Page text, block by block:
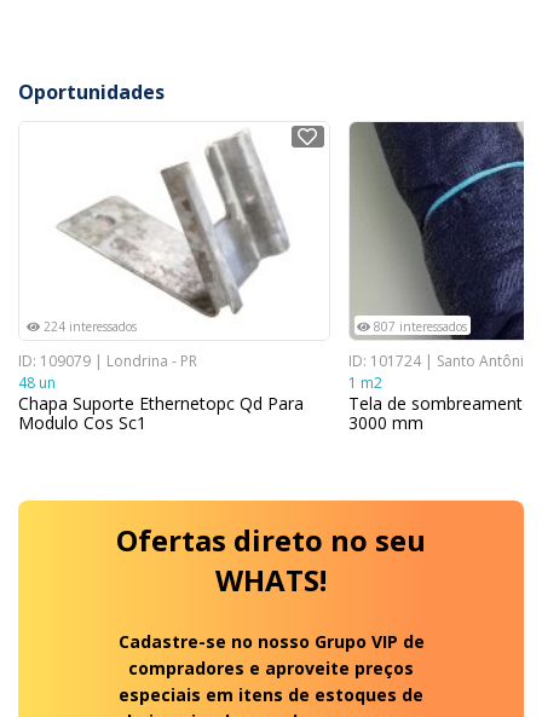
Oportunidades
224 interessados
ID: 109079 | Londrina - PR
48 un
Chapa Suporte Ethernetopc Qd Para
Modulo Cos Sc1
NOVO
807 interessados
ID: 101724 | Santo Antônio
1 m2
Tela de sombreamento
3000 mm
Ofertas direto no seu
WHATS!
Cadastre-se no nosso Grupo VIP de
compradores e aproveite preços
especiais em itens de estoques de